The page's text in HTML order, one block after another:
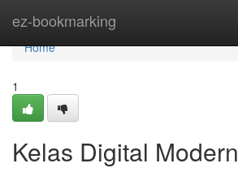
ez-bookmarking
Home
Home
1
Kelas Digital Modern